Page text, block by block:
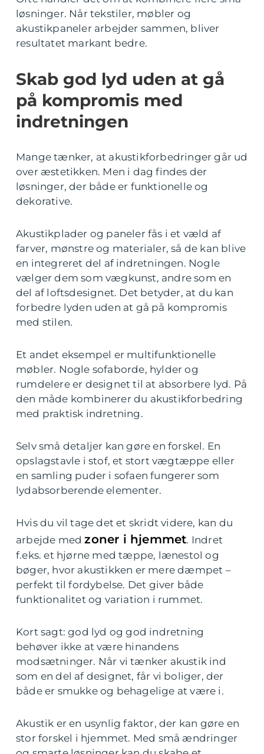
løsninger. Når tekstiler, møbler og
akustikpaneler arbejder sammen, bliver
resultatet markant bedre.
Skab god lyd uden at gå
på kompromis med
indretningen
Mange tænker, at akustikforbedringer går ud
over æstetikken. Men i dag findes der
løsninger, der både er funktionelle og
dekorative.
Akustikplader og paneler fås i et væld af
farver, mønstre og materialer, så de kan blive
en integreret del af indretningen. Nogle
vælger dem som vægkunst, andre som en
del af loftsdesignet. Det betyder, at du kan
forbedre lyden uden at gå på kompromis
med stilen.
Et andet eksempel er multifunktionelle
møbler. Nogle sofaborde, hylder og
rumdelere er designet til at absorbere lyd. På
den måde kombinerer du akustikforbedring
med praktisk indretning.
Selv små detaljer kan gøre en forskel. En
opslagstavle i stof, et stort vægtæppe eller
en samling puder i sofaen fungerer som
lydabsorberende elementer.
Hvis du vil tage det et skridt videre, kan du
arbejde medzoner i hjemmet. Indret
f.eks. et hjørne med tæppe, lænestol og
bøger, hvor akustikken er mere dæmpet –
perfekt til fordybelse. Det giver både
funktionalitet og variation i rummet.
Kort sagt: god lyd og god indretning
behøver ikke at være hinandens
modsætninger. Når vi tænker akustik ind
som en del af designet, får vi boliger, der
både er smukke og behagelige at være i.
Akustik er en usynlig faktor, der kan gøre en
stor forskel i hjemmet. Med små ændringer